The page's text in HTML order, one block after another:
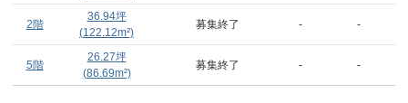
2階
36.94坪
(122.12m²)
募集終了 - -
5階
26.27坪
(86.69m²)
募集終了 - -